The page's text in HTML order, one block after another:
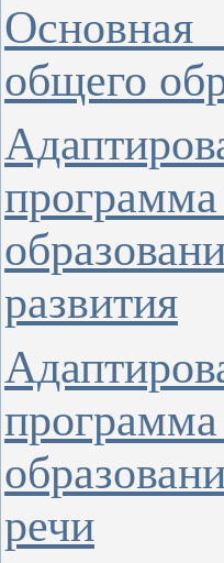
Основная
общего
развития
речи